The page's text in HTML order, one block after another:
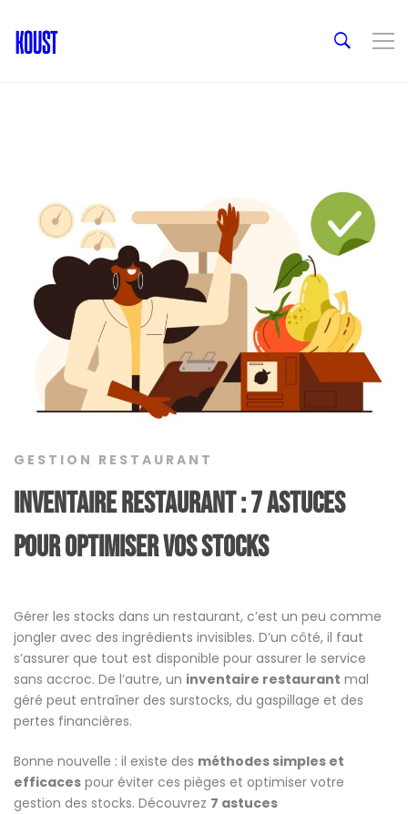
GESTION RESTAURANT
Inventaire Restaurant : 7 Astuces
pour Optimiser vos Stocks
Gérer les stocks dans un restaurant, c’est un peu comme
jongler avec des ingrédients invisibles. D’un côté, il faut
s’assurer que tout est disponible pour assurer le service
sans accroc. De l’autre, un inventaire restaurant mal
géré peut entraîner des surstocks, du gaspillage et des
pertes financières.
Bonne nouvelle : il existe des méthodes simples et
efficaces pour éviter ces pièges et optimiser votre
gestion des stocks. Découvrez 7 astuces